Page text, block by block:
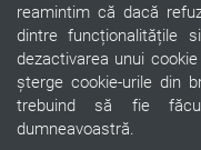
reamintim că dacă
dintre funcționalitățile
dezactivarea unui
șterge cookie-urile din
trebuind să fie
dumneavoastră.